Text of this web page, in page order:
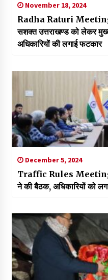
November 18, 2024
Radha Raturi
सशक्त उत्तराखण्ड को लेकर
अधिकारियों की लगाई फटकार
December 5, 2024
Traffic Rules
ने की बैठक, अधिकारियों को